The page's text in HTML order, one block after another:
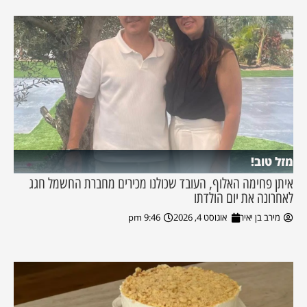
מזל טוב!
איתן פחימה האלוף, העובד שכולנו מכירים מחברת החשמל חגג
לאחרונה את יום הולדתו
מירב בן יאיר אוגוסט 4, 2026 9:46 pm